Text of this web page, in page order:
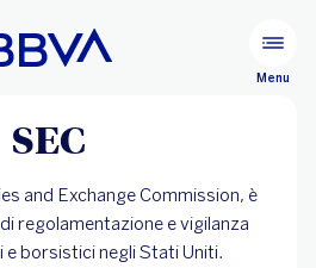
Configurare
Menu
SEC
and Exchange Commission, è
regolamentazione e vigilanza
e borsistici negli Stati Uniti.